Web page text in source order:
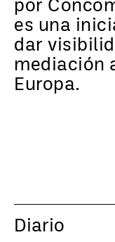
por
es una
dar
mediación
Europa.
Diario